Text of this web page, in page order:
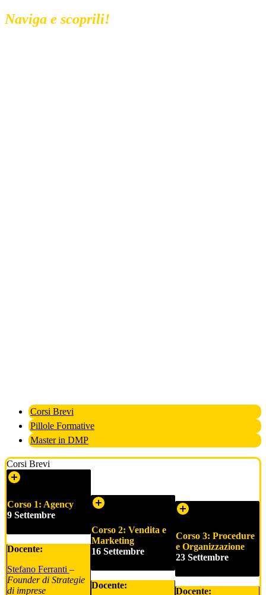
Naviga e scoprili!
Corsi Brevi
Pillole Formative
Master in DMP
Corsi Brevi
Corso 1: Agency
9 Settembre
Docente:
Stefano Ferranti –
Founder di Strategie
di imprese
Corso 2: Vendita e
Marketing
16 Settembre
Docente:
Corso 3: Procedure
e Organizzazione
23 Settembre
Docente: